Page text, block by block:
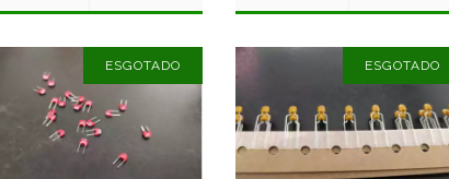
ESGOTADO ESGOTADO